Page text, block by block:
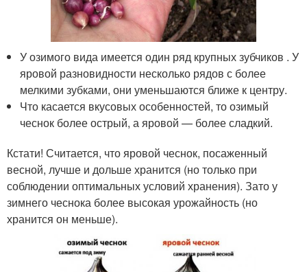
У озимого вида имеется один ряд крупных зубчиков . У
яровой разновидности несколько рядов с более
мелкими зубками, они уменьшаются ближе к центру.
Что касается вкусовых особенностей, то озимый
чеснок более острый, а яровой — более сладкий.
Кстати! Считается, что яровой чеснок, посаженный
весной, лучше и дольше хранится (но только при
соблюдении оптимальных условий хранения). Зато у
зимнего чеснока более высокая урожайность (но
хранится он меньше).